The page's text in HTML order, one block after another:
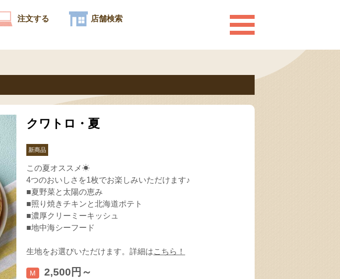
注文する 店舗検索
クワトロ・夏
新商品
この夏オススメ☀
4つのおいしさを1枚でお楽しみいただけます♪
■夏野菜と太陽の恵み
■照り焼きチキンと北海道ポテト
■濃厚クリーミーキッシュ
■地中海シーフード
生地をお選びいただけます。詳細はこちら！
M 2,500円～